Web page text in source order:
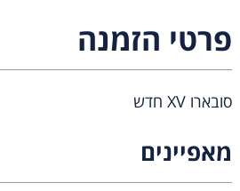
פרטי הזמנה
סובארו XV חדש
מאפיינים